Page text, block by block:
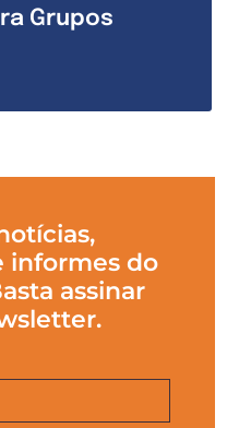
Grupos
informes do
assinar